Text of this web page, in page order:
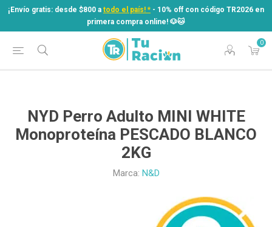
¡Envío gratis: desde $800 a todo el país! * - 10% off con código TR2026 en
primera compra online! ​🐶​🐱
0
¡Envío gratis: desde $800 atodo el país! *
- 10% off con código TR2026 en
primera compra online! ​🐶​🐱
NYD Perro Adulto MINI WHITE
Monoproteína PESCADO BLANCO
2KG
Marca: N&D